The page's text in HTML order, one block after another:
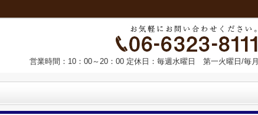
営業時間：10：00～20：00 定休日：毎週水曜日 第一火曜日/毎月